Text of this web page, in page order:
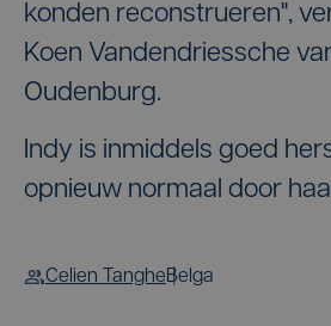
konden reconstrueren",
Koen Vandendriessche
Oudenburg.
Indy is inmiddels goed
opnieuw normaal door
Celien TangheBelga